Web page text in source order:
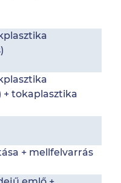
+ tokaplasztika
+ mellfelvarrás